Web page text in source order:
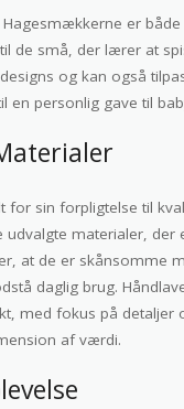
Hagesmækkerne er
de små, der lærer at
og kan også
en personlig gave til
for sin forpligtelse til
udvalgte materialer, der
at de er skånsomme
daglig brug.
med fokus på detaljer
af værdi.